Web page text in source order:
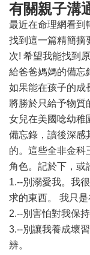
有關親子溝
最近在命理網看到
找到這一篇精簡摘
次! 希望我能找到
給爸爸媽媽的備忘
如果能在孩子的成
將勝於只給予物質
女兒在美國唸幼稚
備忘錄，讀後深感
的。這些全非金科
角色。記於下，或
1.--別溺愛我。我
求的東西。 我只是
2.--別害怕對我保
3.--別讓我養成壞
辨。